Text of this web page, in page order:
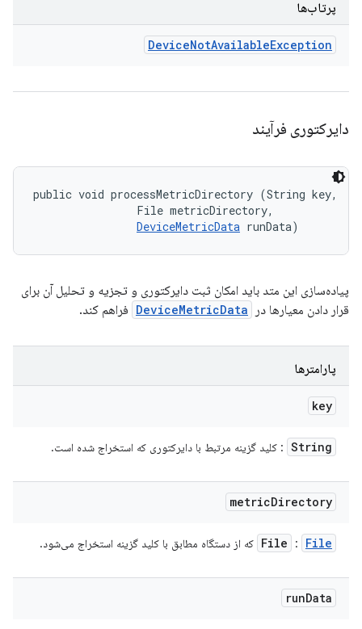
پرتاب‌ها
DeviceNotAvailableException
دایرکتوری فرآیند
public void processMetricDirectory (String key,
                File metricDirectory,
DeviceMetricData runData)
پیاده‌سازی این متد باید امکان ثبت دایرکتوری و تجزیه و تحلیل آن برای
قرار دادن معیارها در
DeviceMetricData فراهم کند.
پارامترها
key
String : کلید گزینه مرتبط با دایرکتوری که استخراج شده است.
metricDirectory
File : File که از دستگاه مطابق با کلید گزینه استخراج می‌شود.
runData